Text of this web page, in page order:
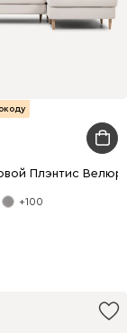
Плэнтис Велюр
+100